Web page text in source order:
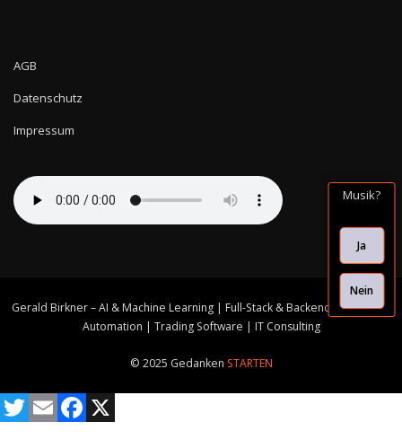
AGB
Datenschutz
Impressum
Musik?
Ja
Nein
Gerald Birkner – AI & Machine Learning | Full-Stack & Backend Solutions |
Automation | Trading Software | IT Consulting
© 2025 Gedanken STARTEN